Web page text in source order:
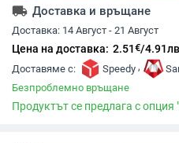
local_shipping Доставка и връщане
Доставка: 14 Август - 21 Август
Цена на доставка: 2.51€/4.91лв
Доставяме с: Speedy ,
Безпроблемно връщане
Продуктът се предлага с